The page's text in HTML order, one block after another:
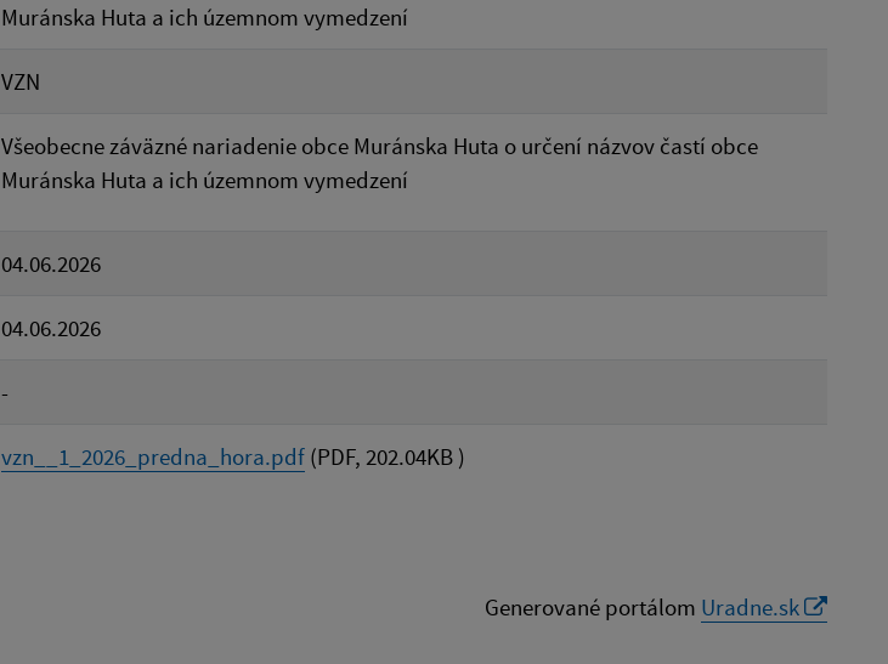
Muránska Huta a ich územnom vymedzení
VZN
Všeobecne záväzné nariadenie obce Muránska Huta o určení názvov častí obce
Muránska Huta a ich územnom vymedzení
04.06.2026
04.06.2026
-
vzn__1_2026_predna_hora.pdf (PDF, 202.04KB )
Generované portálom Uradne.sk